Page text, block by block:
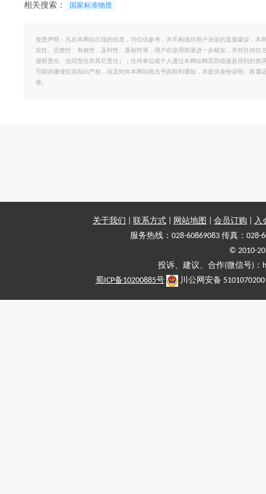
相关搜索： 国家标准物质
免责声明：凡在本网站出现的信息，均仅供参考，并不构成对用户决策的直接建议，
实性、完整性、有效性、及时性、原创性等，用户在使用前请进一步核实，并对任何
侵权责任、合同责任和其它责任）；任何单位或个人通过本网站网页而链接及得到的
可能涉嫌侵犯其知识产权，应及时向本网站提出书面权利通知，并提供身份证明、权
接。
关于我们 联系方式 网站地图 会员订购
入
服务热线：028-60869083 传真：028-
© 2010-
投诉、建议、合作(微信号)
蜀ICP备10200885号
川公网安备